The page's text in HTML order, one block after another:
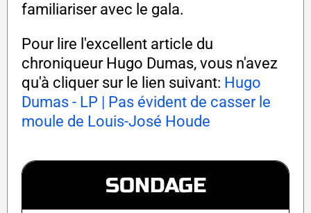
familiariser avec le gala.
Pour lire l'excellent article du
chroniqueur Hugo Dumas, vous n'avez
qu'à cliquer sur le lien suivant: Hugo
Dumas - LP | Pas évident de casser le
moule de Louis-José Houde
SONDAGE